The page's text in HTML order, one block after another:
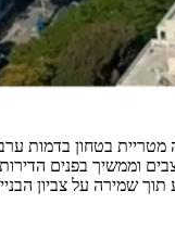
בטחון בדמות
וממשיך בפנים